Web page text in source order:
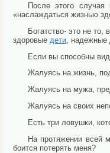
После этого
«наслаждаться жизнью
Богатство- это не
здоровые дети ,
Если вы способны
Жалуясь на жизнь,
Жалуясь на мужа,
Жалуясь на своих
Есть три ловушки,
На протяжении всей
боится потерять меня?